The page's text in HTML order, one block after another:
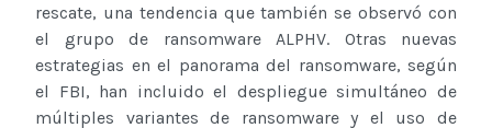
rescate, una tendencia que también se observó con
el grupo de ransomware ALPHV. Otras nuevas
estrategias en el panorama del ransomware, según
el FBI, han incluido el despliegue simultáneo de
múltiples variantes de ransomware y el uso de